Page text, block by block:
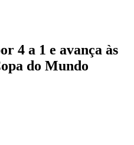
4 a 1 e avança às
do Mundo